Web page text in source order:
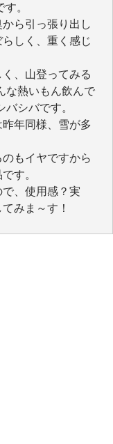
。
ら引っ張り出し
しく、重く感じ
、山登ってみる
な熱いもん飲んで
シバです。
年同様、雪が多
もイヤですから
す。
、使用感？実
みま～す！